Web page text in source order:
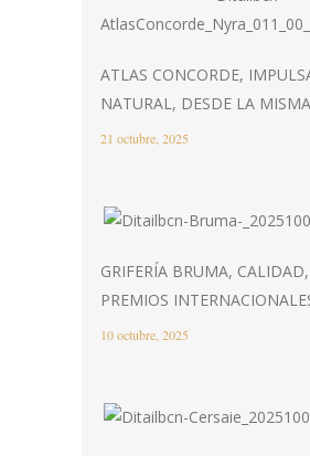
ATLAS CONCORDE,
NATURAL, DESDE LA
21 octubre, 2025
GRIFERÍA BRUMA,
PREMIOS
10 octubre, 2025